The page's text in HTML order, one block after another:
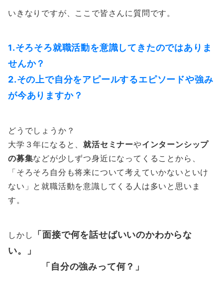
いきなりですが、ここで皆さんに質問です。
1.そろそろ就職活動を意識してきたのではありま
せんか？
2.その上で自分をアピールするエピソードや強み
が今ありますか？
どうでしょうか？
大学３年になると、就活セミナーやインターンシップ
の募集などが少しずつ身近になってくることから、
「そろそろ自分も将来について考えていかないといけ
ない」と就職活動を意識してくる人は多いと思いま
す。
しかし 「面接で何を話せばいいのかわからな
い。」
「自分の強みって何？」